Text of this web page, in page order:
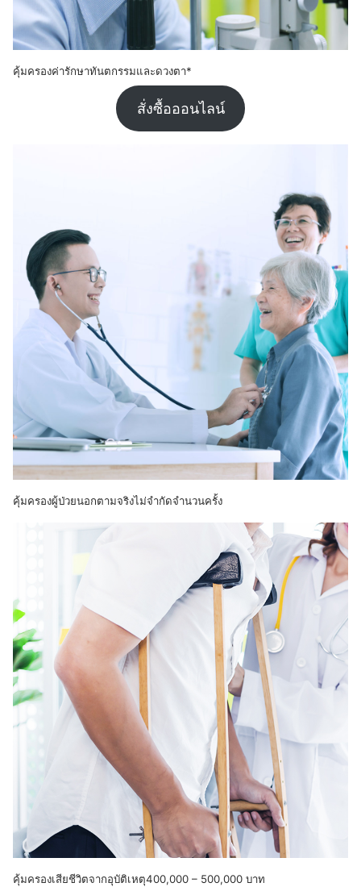
คุ้มครองค่ารักษาทันตกรรมและดวงตา*
สั่งซื้อออนไลน์
คุ้มครองผู้ป่วยนอกตามจริงไม่จำกัดจำนวนครั้ง
คุ้มครองเสียชีวิตจากอุบัติเหตุ400,000 – 500,000 บาท